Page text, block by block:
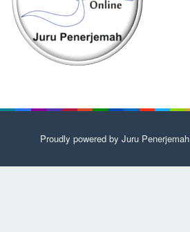
Proudly powered by Juru Penerjemah